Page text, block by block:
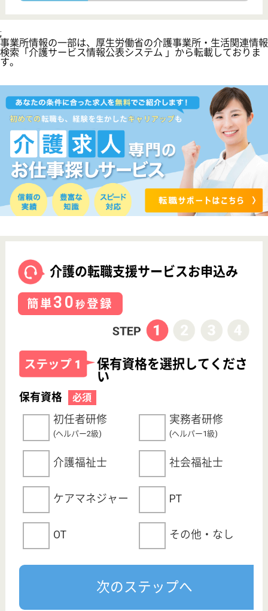
看護師の求人・転職なら
『クリックジョブ看護』
介護職求人支援サービス『クリックジョブ介護』運営会社:
ライフワンズ株式会社 ( 厚生労働大臣許可 )13- ユ -303765
Copyright©LifeOnes Ltd. All Rights Reserved